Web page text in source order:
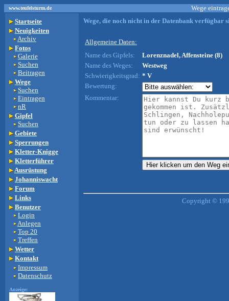
www.teufelsturm.de
Wege
Startseite
Neuigkeiten
Archiv
Fotos
Galerie
Suchen
Beitragen
Wege
Suchen
Eintragen
nR
Gipfel
Suchen
Gebiete
Sperrungen
Kletter-Knigge
Kletterführer
Ausrüstung
Johanniswacht
Forum
Links
Benutzer
Login
Anlegen
Top 20
Treffen
Wetter
Kontakt
Impressum
Datenschutz
Anzeige:
Wege, die noch nicht in der Datenbank verfügbar
Allgemeine Daten:
Name des Gipfels:
Lorenznadel, Affensteine (8)
Name des Weges:
Westweg
Schwierigkeitsgrad: * V
Bewertung:
Kommentar:
Copyright ©